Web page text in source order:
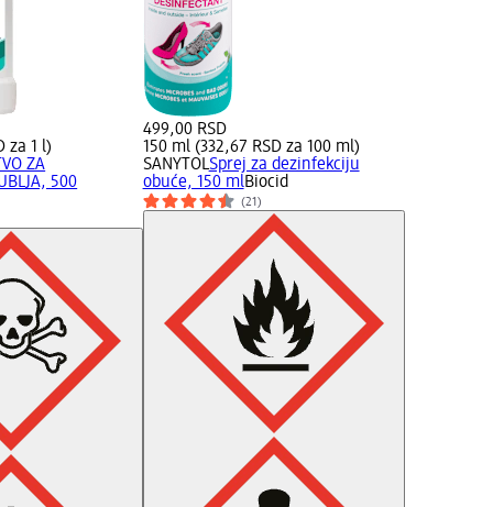
za 1 l)
ZA
500
499,00 RSD
150 ml (332,67 RSD za 100 ml)
SANYTOLSprej za dezinfekciju
obuće, 150 mlBiocid
(21)